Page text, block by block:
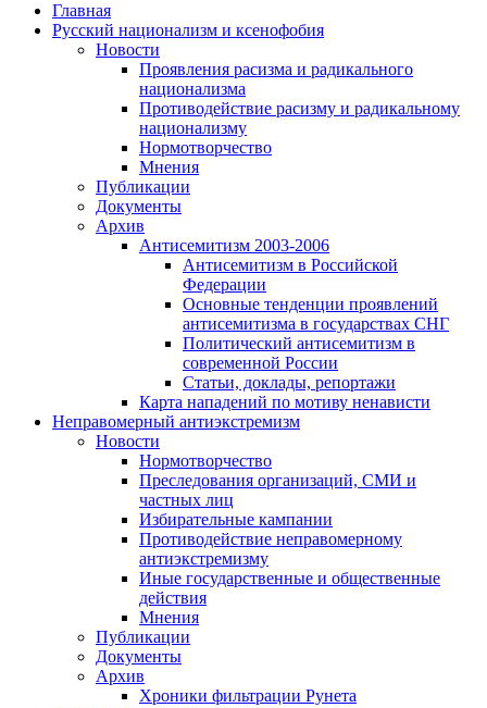
Главная
Русский национализм и ксенофобия
Новости
Проявления расизма и радикального
национализма
Противодействие расизму и радикальному
национализму
Нормотворчество
Мнения
Публикации
Документы
Архив
Антисемитизм 2003-2006
Антисемитизм в Российской
Федерации
Основные тенденции проявлений
антисемитизма в государствах СНГ
Политический антисемитизм в
современной России
Статьи, доклады, репортажи
Карта нападений по мотиву ненависти
Неправомерный антиэкстремизм
Новости
Нормотворчество
Преследования организаций, СМИ и
частных лиц
Избирательные кампании
Противодействие неправомерному
антиэкстремизму
Иные государственные и общественные
действия
Мнения
Публикации
Документы
Архив
Хроники фильтрации Рунета